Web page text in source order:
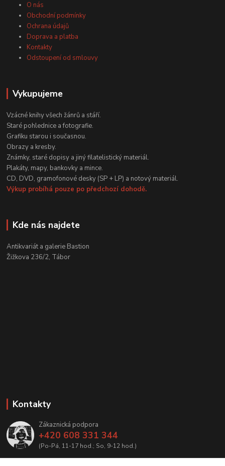
O nás
Obchodní podmínky
Ochrana údajů
Doprava a platba
Kontakty
Odstoupení od smlouvy
Vykupujeme
Vzácné knihy všech žánrů a stáří.
Staré pohlednice a fotografie.
Grafiku starou i současnou.
Obrazy a kresby.
Známky, staré dopisy a jiný filatelistický materiál.
Plakáty, mapy, bankovky a mince.
CD, DVD, gramofonové desky (SP + LP) a notový materiál.
Výkup probíhá pouze po předchozí dohodě.
Kde nás najdete
Antikvariát a galerie Bastion
Žižkova 236/2, Tábor
Kontakty
Zákaznická podpora
+420 608 331 344
(Po-Pá, 11-17 hod.; So, 9-12 hod.)